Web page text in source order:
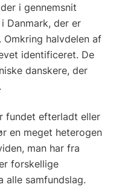
i gennemsnit
Danmark, der er
halvdelen af
identificeret. De
danskere, der
fundet efterladt eller
en meget heterogen
man har fra
forskellige
alle samfundslag.